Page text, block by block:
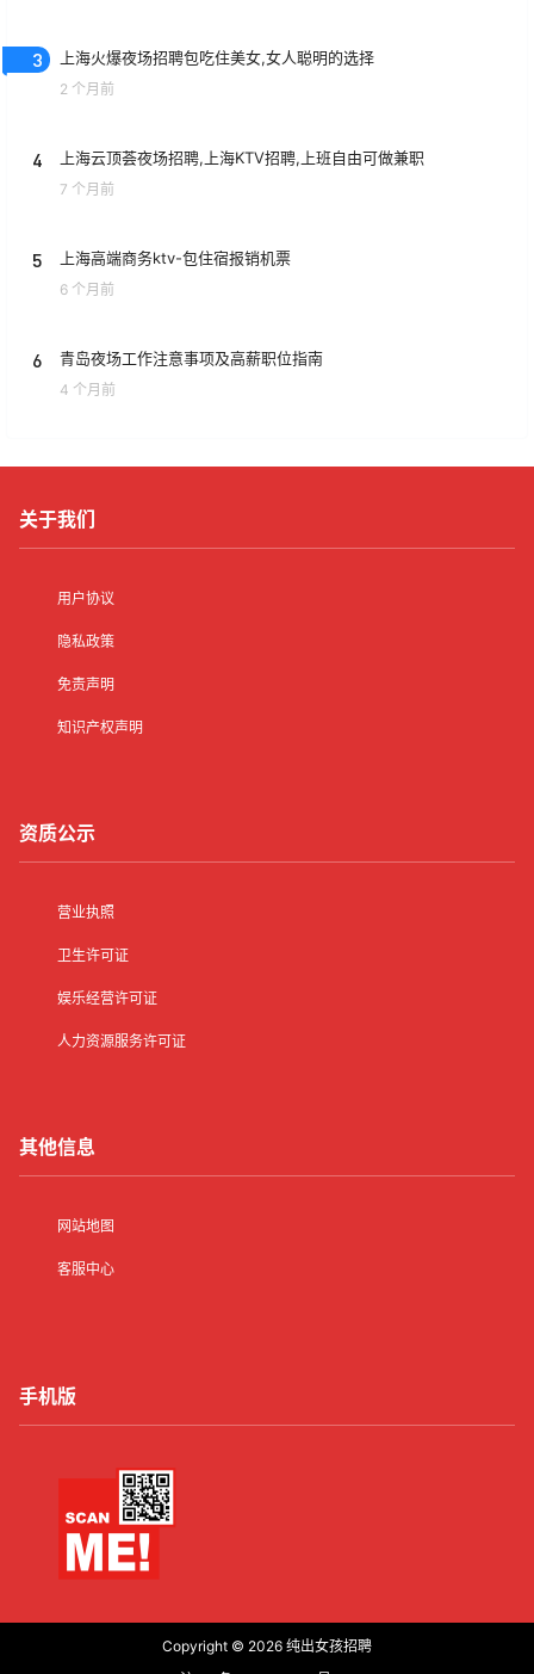
3 上海火爆夜场招聘包吃住美女,女人聪明的选择
2 个月前
4 上海云顶荟夜场招聘,上海KTV招聘,上班自由可做兼职
7 个月前
5 上海高端商务ktv-包住宿报销机票
6 个月前
6 青岛夜场工作注意事项及高薪职位指南
4 个月前
关于我们
用户协议
隐私政策
免责声明
知识产权声明
资质公示
营业执照
卫生许可证
娱乐经营许可证
人力资源服务许可证
其他信息
网站地图
客服中心
手机版
Copyright © 2026 纯出女孩招聘